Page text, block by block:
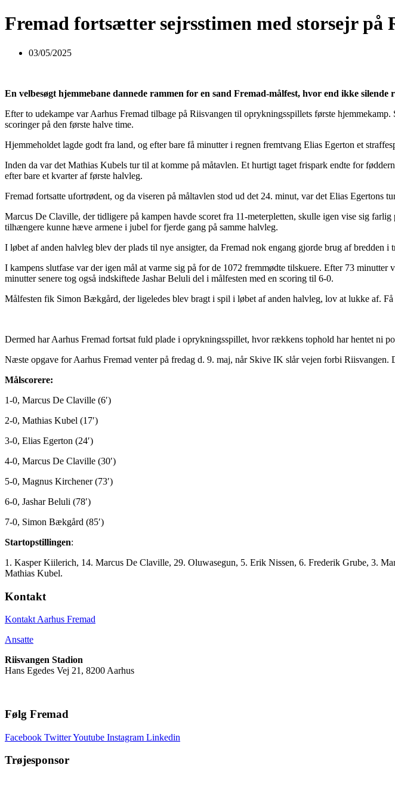
Fremad fortsætter sejrsstimen med storsejr på
03/05/2025
En velbesøgt hjemmebane dannede rammen for en sand Fremad-målfest, hvor end ikke
Efter to udekampe var Aarhus Fremad tilbage på Riisvangen til oprykningsspillets første
scoringer på den første halve time.
Hjemmeholdet lagde godt fra land, og efter bare få minutter i regnen fremtvang Elias Egerton et
Inden da var det Mathias Kubels tur til at komme på måtavlen. Et hurtigt taget frispark endte for
efter bare et kvarter af første halvleg.
Fremad fortsatte ufortrødent, og da viseren på måltavlen stod ud det 24. minut, var det Elias Egertons
Marcus De Claville, der tidligere på kampen havde scoret fra 11-meterpletten, skulle igen vise sig
tilhængere kunne hæve armene i jubel for fjerde gang på samme halvleg.
I løbet af anden halvleg blev der plads til nye ansigter, da Fremad nok engang gjorde brug af bredden
I kampens slutfase var der igen mål at varme sig på for de 1072 fremmødte tilskuere. Efter 73
minutter senere tog også indskiftede Jashar Beluli del i målfesten med en scoring til 6-0.
Målfesten fik Simon Bækgård, der ligeledes blev bragt i spil i løbet af anden halvleg, lov at lukke af.
Dermed har Aarhus Fremad fortsat fuld plade i oprykningsspillet, hvor rækkens tophold har hentet ni
Næste opgave for Aarhus Fremad venter på fredag d. 9. maj, når Skive IK slår vejen forbi Riisvangen.
Målscorere:
1-0, Marcus De Claville (6′)
2-0, Mathias Kubel (17′)
3-0, Elias Egerton (24′)
4-0, Marcus De Claville (30′)
5-0, Magnus Kirchener (73′)
6-0, Jashar Beluli (78′)
7-0, Simon Bækgård (85′)
Startopstillingen:
1. Kasper Kiilerich, 14. Marcus De Claville, 29. Oluwasegun, 5. Erik Nissen, 6. Frederik Grube, 3.
Mathias Kubel.
Kontakt
Kontakt Aarhus Fremad
Ansatte
Riisvangen Stadion
Hans Egedes Vej 21, 8200 Aarhus
Følg Fremad
Facebook TwitterYoutube Instagram Linkedin
Trøjesponsor